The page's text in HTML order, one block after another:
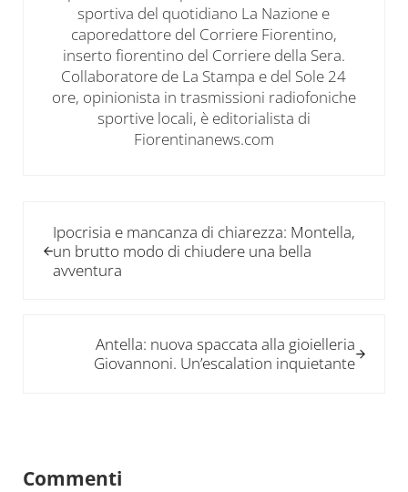
sportiva del quotidiano La Nazione e
caporedattore del Corriere Fiorentino,
inserto fiorentino del Corriere della Sera.
Collaboratore de La Stampa e del Sole 24
ore, opinionista in trasmissioni radiofoniche
sportive locali, è editorialista di
Fiorentinanews.com
Ipocrisia e mancanza di chiarezza: Montella,
un brutto modo di chiudere una bella
avventura
Antella: nuova spaccata alla gioielleria
Giovannoni. Un’escalation inquietante
Commenti